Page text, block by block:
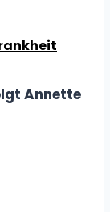
Annette